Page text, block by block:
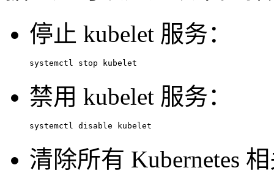
停止 kubelet 服务：
systemctl stop kubelet
禁用 kubelet 服务：
systemctl disable kubelet
清除所有 Kubernetes